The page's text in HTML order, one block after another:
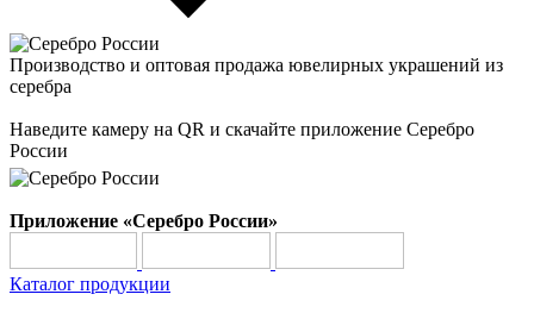
Производство и оптовая продажа ювелирных украшений из
серебра
Наведите камеру на QR и скачайте приложение Серебро
России
Приложение «Серебро России»
Каталог продукции